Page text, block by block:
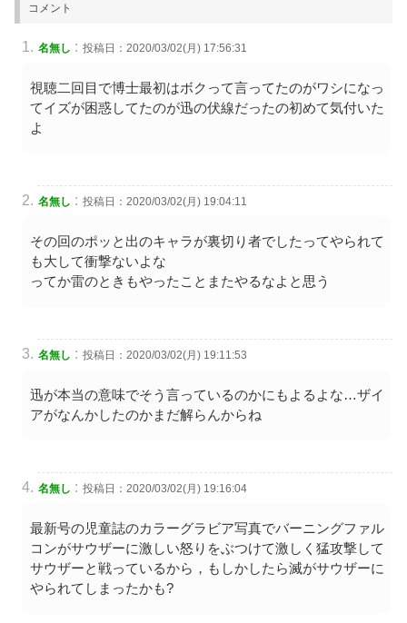
コメント
名無し : 投稿日：2020/03/02(月) 17:56:31
視聴二回目で博士最初はボクって言ってたのがワシになっ
てイズが困惑してたのが迅の伏線だったの初めて気付いた
よ
名無し : 投稿日：2020/03/02(月) 19:04:11
その回のポッと出のキャラが裏切り者でしたってやられて
も大して衝撃ないよな
ってか雷のときもやったことまたやるなよと思う
名無し : 投稿日：2020/03/02(月) 19:11:53
迅が本当の意味でそう言っているのかにもよるよな…ザイ
アがなんかしたのかまだ解らんからね
名無し : 投稿日：2020/03/02(月) 19:16:04
最新号の児童誌のカラーグラビア写真でバーニングファル
コンがサウザーに激しい怒りをぶつけて激しく猛攻撃して
サウザーと戦っているから，もしかしたら滅がサウザーに
やられてしまったかも?